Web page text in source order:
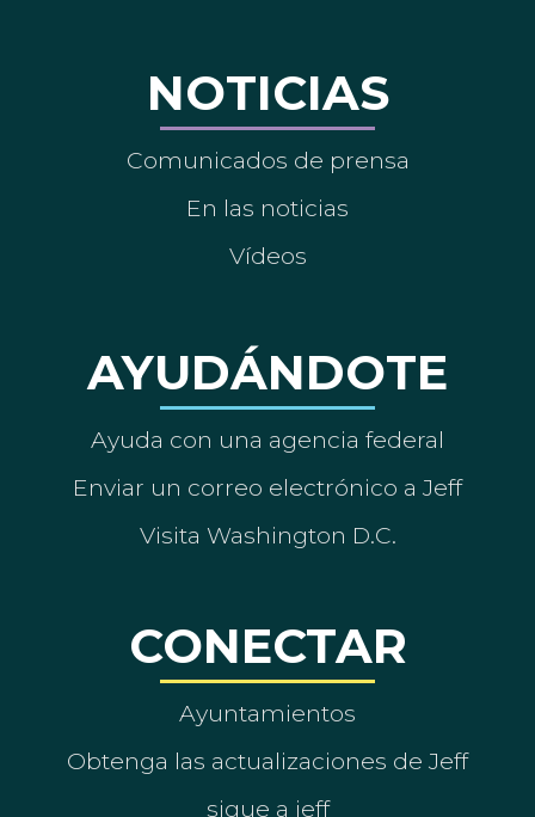
NOTICIAS
Comunicados de prensa
En las noticias
Vídeos
AYUDÁNDOTE
Ayuda con una agencia federal
Enviar un correo electrónico a Jeff
Visita Washington D.C.
CONECTAR
Ayuntamientos
Obtenga las actualizaciones de Jeff
sigue a jeff